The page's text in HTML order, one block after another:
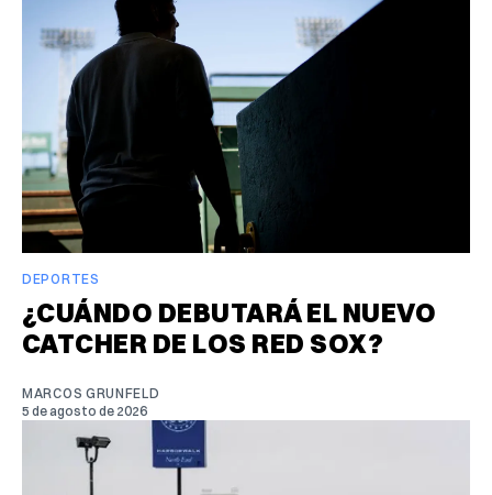
DEPORTES
¿CUÁNDO DEBUTARÁ EL NUEVO
CATCHER DE LOS RED SOX?
MARCOS GRUNFELD
5 de agosto de 2026